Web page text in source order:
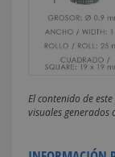
El contenido de
visuales